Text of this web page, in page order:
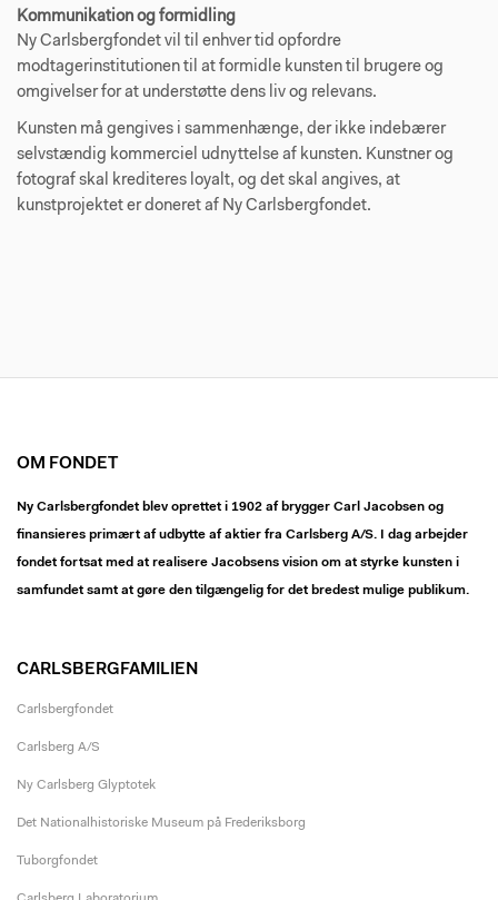
Kommunikation og formidling
Ny Carlsbergfondet vil til enhver tid opfordre
modtagerinstitutionen til at formidle kunsten til brugere og
omgivelser for at understøtte dens liv og relevans.
Kunsten må gengives i sammenhænge, der ikke indebærer
selvstændig kommerciel udnyttelse af kunsten. Kunstner og
fotograf skal krediteres loyalt, og det skal angives, at
kunstprojektet er doneret af Ny Carlsbergfondet.
OM FONDET
Ny Carlsbergfondet blev oprettet i 1902 af brygger Carl Jacobsen og
finansieres primært af udbytte af aktier fra Carlsberg A/S. I dag arbejder
fondet fortsat med at realisere Jacobsens vision om at styrke kunsten i
samfundet samt at gøre den tilgængelig for det bredest mulige publikum.
CARLSBERGFAMILIEN
Carlsbergfondet
Carlsberg A/S
Ny Carlsberg Glyptotek
Det Nationalhistoriske Museum på Frederiksborg
Tuborgfondet